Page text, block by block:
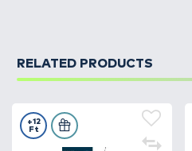
RELATED PRODUCTS
+12
Ft